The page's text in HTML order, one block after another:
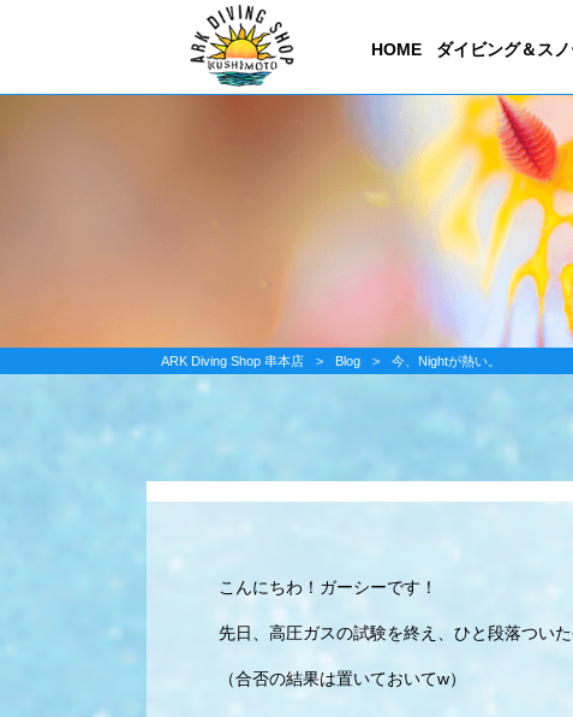
HOME ダイビング＆ス
ARK Diving Shop 串本店 > Blog > 今、Nightが熱い。
こんにちわ！ガーシーです！
先日、高圧ガスの試験を終え、ひと段落ついた
（合否の結果は置いておいてw）